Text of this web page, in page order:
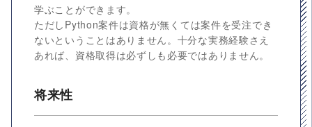
学ぶことができます。
ただしPython案件は資格が無くては案件を受注でき
ないということはありません。十分な実務経験さえ
あれば、資格取得は必ずしも必要ではありません。
将来性